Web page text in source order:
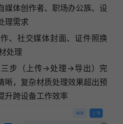
媒体创作者、职场办公族、设
理需求
、社交媒体封面、证件照换
处理
步（上传→处理→导出）完
晰，复杂材质处理效果超出预
升跨设备工作效率